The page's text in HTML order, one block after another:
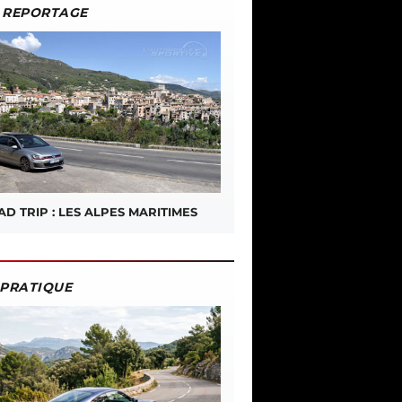
TRIP : LES ALPES MARITIMES